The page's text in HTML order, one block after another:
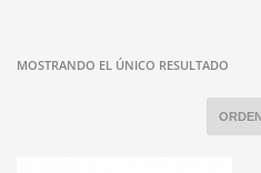
MOSTRANDO EL ÚNICO RESULTADO